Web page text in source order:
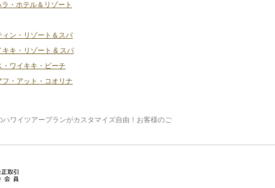
・ホテル＆リゾート
ン・リゾート＆スパ
キ・リゾート & スパ
ワイキキ・ビーチ
・アット・コオリナ
ワイツアープランがカスタマイズ自由！お客様のご